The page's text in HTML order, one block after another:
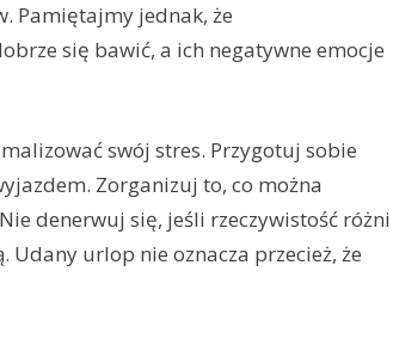
Pamiętajmy jednak, że
się bawić, a ich negatywne emocje
swój stres. Przygotuj sobie
Zorganizuj to, co można
denerwuj się, jeśli rzeczywistość różni
urlop nie oznacza przecież, że